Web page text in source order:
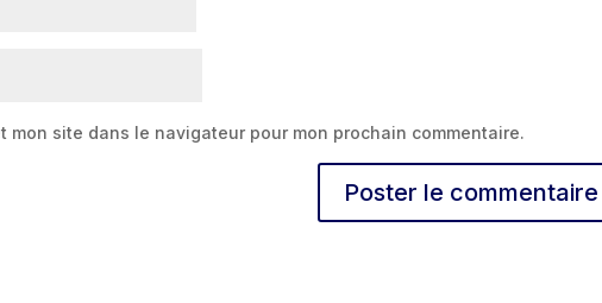
mon site dans le navigateur pour mon prochain commentaire.